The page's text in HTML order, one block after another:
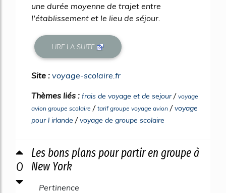
une durée moyenne de trajet entre
l'établissement et le lieu de séjour.
LIRE LA SUITE
Site : voyage-scolaire.fr
Thèmes liés : frais de voyage et de sejour/ voyage
avion groupe scolaire / tarif groupe voyage avion /voyage
pour l irlande /voyage de groupe scolaire
0
Les bons plans pour partir en groupe à
New York
Pertinence